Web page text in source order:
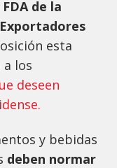
de la
esta
los
deseen
y bebidas
deben normar